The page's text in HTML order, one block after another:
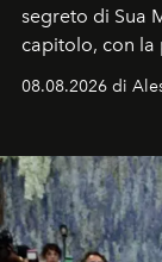
segreto di Sua
capitolo, con la
Craig, però,
08.08.2026 di